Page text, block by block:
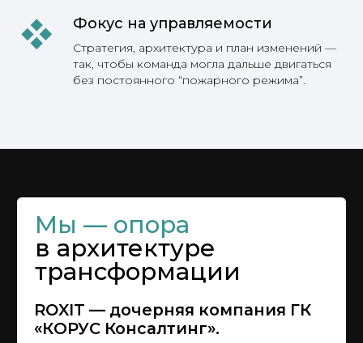
Фокус на управляемости
Стратегия, архитектура и план изменений —
так, чтобы команда могла дальше двигаться
без постоянного “пожарного режима”.
Политика конфиденциальности
© ROXIT (ООО «РОКС КОНСАЛТИНГ») 2025